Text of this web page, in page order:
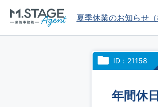
夏季休業のお知らせ（
ID：21158
年間休